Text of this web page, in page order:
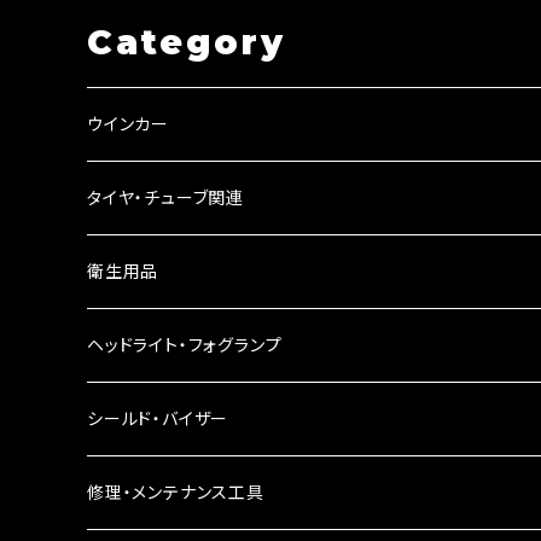
Category
ウインカー
ウインカーリレー
ウインカーレンズ
LEDウインカー
電球型ウインカー
バードゲージウインカー
タイヤ・チューブ関連
衛生用品
ヘッドライト・フォグランプ
ヘッドライト
フォグランプ
シールド・バイザー
修理・メンテナンス工具